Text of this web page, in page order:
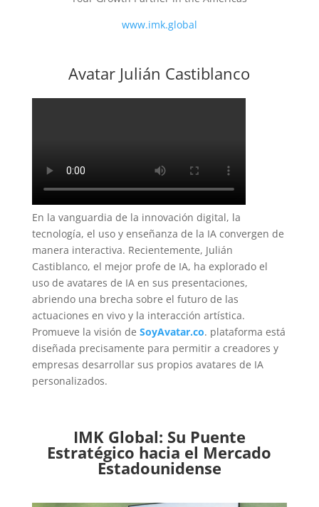
www.imk.global
Avatar Julián Castiblanco
En la vanguardia de la innovación digital, la
tecnología, el uso y enseñanza de la IA convergen de
manera interactiva. Recientemente, Julián
Castiblanco, el mejor profe de IA, ha explorado el
uso de avatares de IA en sus presentaciones,
abriendo una brecha sobre el futuro de las
actuaciones en vivo y la interacción artística.
Promueve la visión de SoyAvatar.co. plataforma está
diseñada precisamente para permitir a creadores y
empresas desarrollar sus propios avatares de IA
personalizados.
IMK Global: Su Puente
Estratégico hacia el Mercado
Estadounidense